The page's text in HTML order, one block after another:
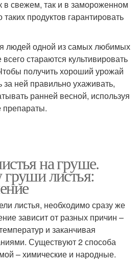
в свежем, так и в замороженном
продуктов гарантировать
людей одной из самых любимых
стараются культивировать
получить хороший урожай
за ней правильно ухаживать,
ранней весной, используя
препараты.
на груше.
листья:
листья, необходимо сразу же
зависит от разных причин –
и заканчивая
Существуют 2 способа
– химические и народные.